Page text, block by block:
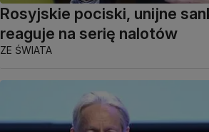
Rosyjskie pociski, unijne
reaguje na serię nalotów
ZE ŚWIATA